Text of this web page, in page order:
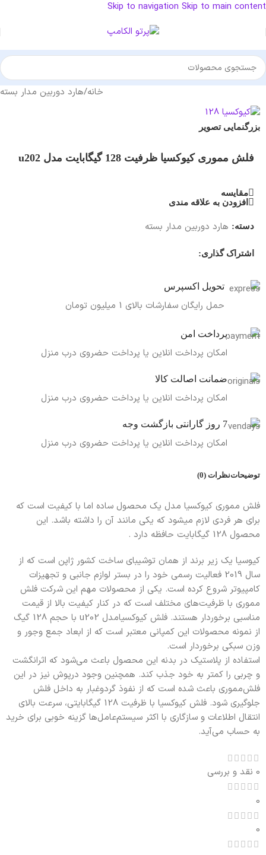
Skip to navigation Skip to main content
خانه/هارد دوربین مدار بسته
بزرگنمایی تصویر
فلش مموری کیوکسیا ظرفیت 128 گیگابایت مدل u202
مقایسه
افزودن به علاقه مندی
دسته: هارد دوربین مدار بسته
اشتراک گذاری:
تحویل اکسپرس
حمل رایگان سفارشات بالای 1 میلیون تومان
پرداخت امن
امکان پرداخت انلاین یا پرداخت حضروی درب منزل
ضمانت اصالت کالا
امکان پرداخت انلاین یا پرداخت حضروی درب منزل
7 روز گارانتی بازگشت وجه
امکان پرداخت انلاین یا پرداخت حضروی درب منزل
توضیحاتنظرات (0)
فلش مموری کیوکسیا مدل یک محصول ساده اما با کیفیت است که
برای هر فردی لازم میشود که یکی مانند آن را داشته باشد. این
محصول 128 گیگابایت حافظه دارد .
کیوسیا یک زیر برند از همان توشیبای ساخت کشور ژاپن است که از
سال 2019 فعالیت رسمی خود را در بستر لوازم جانبی و تجهیزات
کامپیوتر شروع کرده است. یکی از محصولات مهم این شرکت فلش
مموری‌ با ظرفیت‌های مختلف است که در کنار کیفیت بالا از قیمت
مناسبی برخوردار هستند. فلش کیوکسیامدل u202 با حجم 128 گیگ
از نمونه محصولات این کمپانی معتبر است که از ابعاد جمع وجور و
وزن سبکی برخوردار است.
استفاده از پلاستیک در بدنه این محصول باعث می‌شود که اثرانگشت
و چربی را کمتر به خود جذب کند. همچنین وجود درپوش نیز در این
فلش‌مموری باعث شده است که از نفوذ گردوغبار به داخل فلش
جلوگیری شود. فلش کیوکسیا با ظرفیت 128 گیگابایتی، سرعت بالای
انتقال اطلاعات و سازگاری با اکثر سیستم‌عامل‌ها گزینه خوبی برای خرید
به حساب می‌آید.
0 نقد و بررسی
0
0